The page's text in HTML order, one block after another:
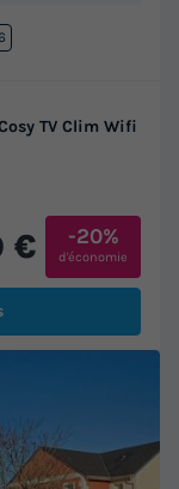
TV Clim Wifi
€ -20%
d'économie